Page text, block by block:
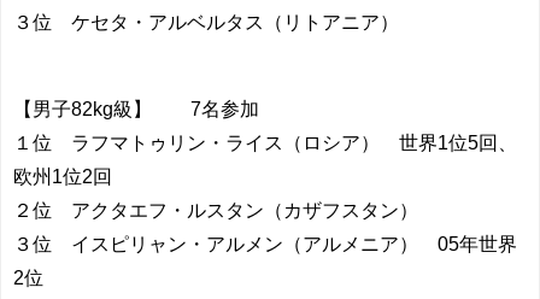
３位 ケセタ・アルベルタス（リトアニア）
【男子82kg級】 7名参加
１位 ラフマトゥリン・ライス（ロシア） 世界1位5回、
欧州1位2回
２位 アクタエフ・ルスタン（カザフスタン）
３位 イスピリャン・アルメン（アルメニア） 05年世界
2位